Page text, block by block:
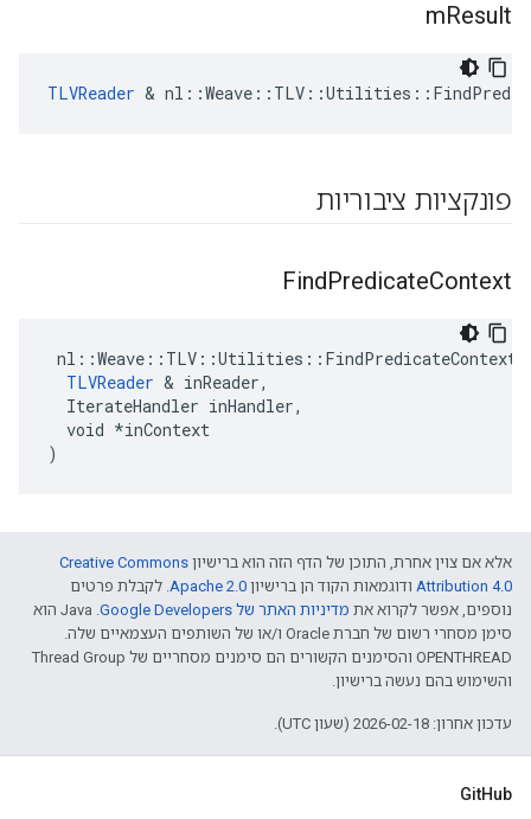
mResult
TLVReader &
פונקציות ציבוריות
FindPredicateContext
TLVReader & inReader,
  IterateHandler inHandler,
  void *inContext
)
אלא אם צוין אחרת, התוכן של הדף הזה הוא ברישיון Creative Commons
Attribution 4.0‏ ודוגמאות הקוד הן ברישיון Apache 2.0‏. לקבלת פרטים
נוספים, אפשר לקרוא את מדיניות האתר של Google Developers‏
.‏ Java הוא
סימן מסחרי רשום של חברת Oracle ו/או של השותפים העצמאיים שלה.
‫OPENTHREAD והסימנים הקשורים הם סימנים מסחריים של Thread Group
והשימוש בהם נעשה ברישיון.
עדכון אחרון: 2026-02-18 (שעון UTC).
GitHub